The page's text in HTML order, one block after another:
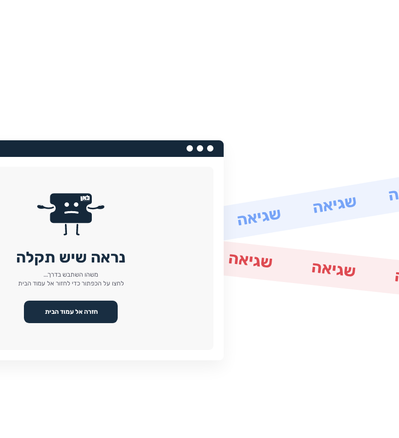
נראה שיש תקלה
משהו השתבש בדרך...
לחצו על הכפתור כדי לחזור אל עמוד הבית
חזרה אל עמוד הבית